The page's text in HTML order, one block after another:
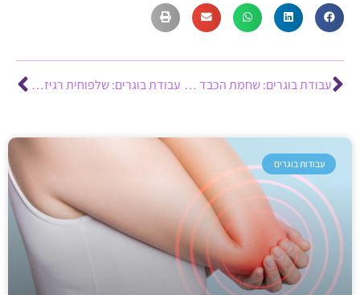
עבודת בוגרים: שחמת הכבד – תרגום מחלה לשפת ביואורגונומי – שרה לבנה עבודת בוגרים: שלפוחית רגיזה (OAB – (Overactive Bladder תרגום תסמונת לביואורגונומי – מנדי ליבנה
עבודות בוגרים